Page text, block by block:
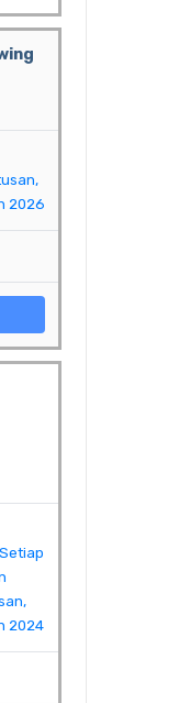
2026
2024